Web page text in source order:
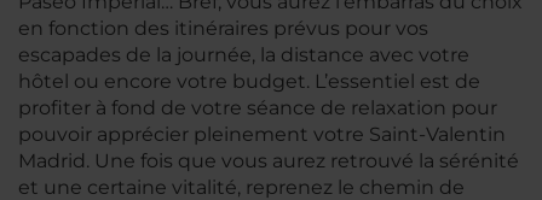
en fonction des itinéraires prévus pour vos
escapades de la journée, la distance avec votre
hôtel ou encore votre budget. L’essentiel est de
profiter à fond de votre séance de relaxation pour
pouvoir apprécier pleinement votre Saint-Valentin
Madrid. Une fois que vous aurez retrouvé la sérénité
et une certaine vitalité, reprenez le chemin de